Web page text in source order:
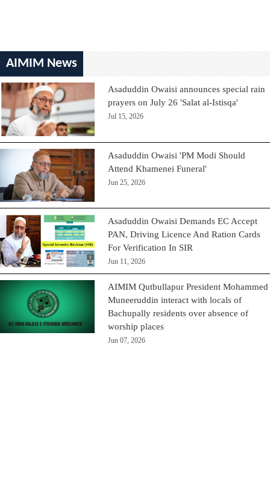
AIMIM News
Asaduddin Owaisi announces special rain
prayers on July 26 'Salat al-Istisqa'
Jul 15, 2026
Asaduddin Owaisi 'PM Modi Should
Attend Khamenei Funeral'
Jun 25, 2026
Asaduddin Owaisi Demands EC Accept
PAN, Driving Licence And Ration Cards
For Verification In SIR
Jun 11, 2026
AIMIM Qutbullapur President Mohammed
Muneeruddin interact with locals of
Bachupally residents over absence of
worship places
Jun 07, 2026